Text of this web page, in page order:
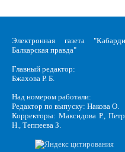
Электронная газета
Балкарская правда"
Главный редактор:
Бжахова Р. Б.
Над номером работали:
Редактор по выпуску: Накова О.
Корректоры: Максидова Р.,
Н., Теппеева З.